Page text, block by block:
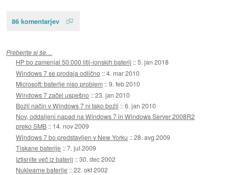
86 komentarjev
Preberite si še…
HP bo zamenjal 50.000 litij-ionskih baterij ::5. jan 2018
Windows 7 se prodaja odlično ::4. mar 2010
Microsoft: baterije niso problem ::9. feb 2010
Windows 7 začel uspešno ::23. jan 2010
Božji način v Windows 7 ni tako božji ::6. jan 2010
Nov, oddaljeni napad na Windows 7 in Windows Server 2008R2
preko SMB :: 14. nov 2009
Windows 7 bo predstavljen v New Yorku ::28. avg 2009
Tiskane baterije ::7. jul 2009
Iztisnite več iz baterij ::30. dec 2002
Nuklearne baterije ::22. okt 2002